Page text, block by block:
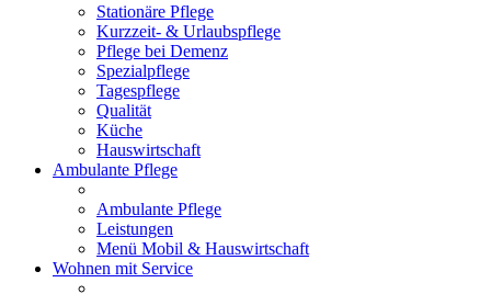
Stationäre Pflege
Kurzzeit- & Urlaubspflege
Pflege bei Demenz
Spezialpflege
Tagespflege
Qualität
Küche
Hauswirtschaft
Ambulante Pflege
Ambulante Pflege
Leistungen
Menü Mobil & Hauswirtschaft
Wohnen mit Service